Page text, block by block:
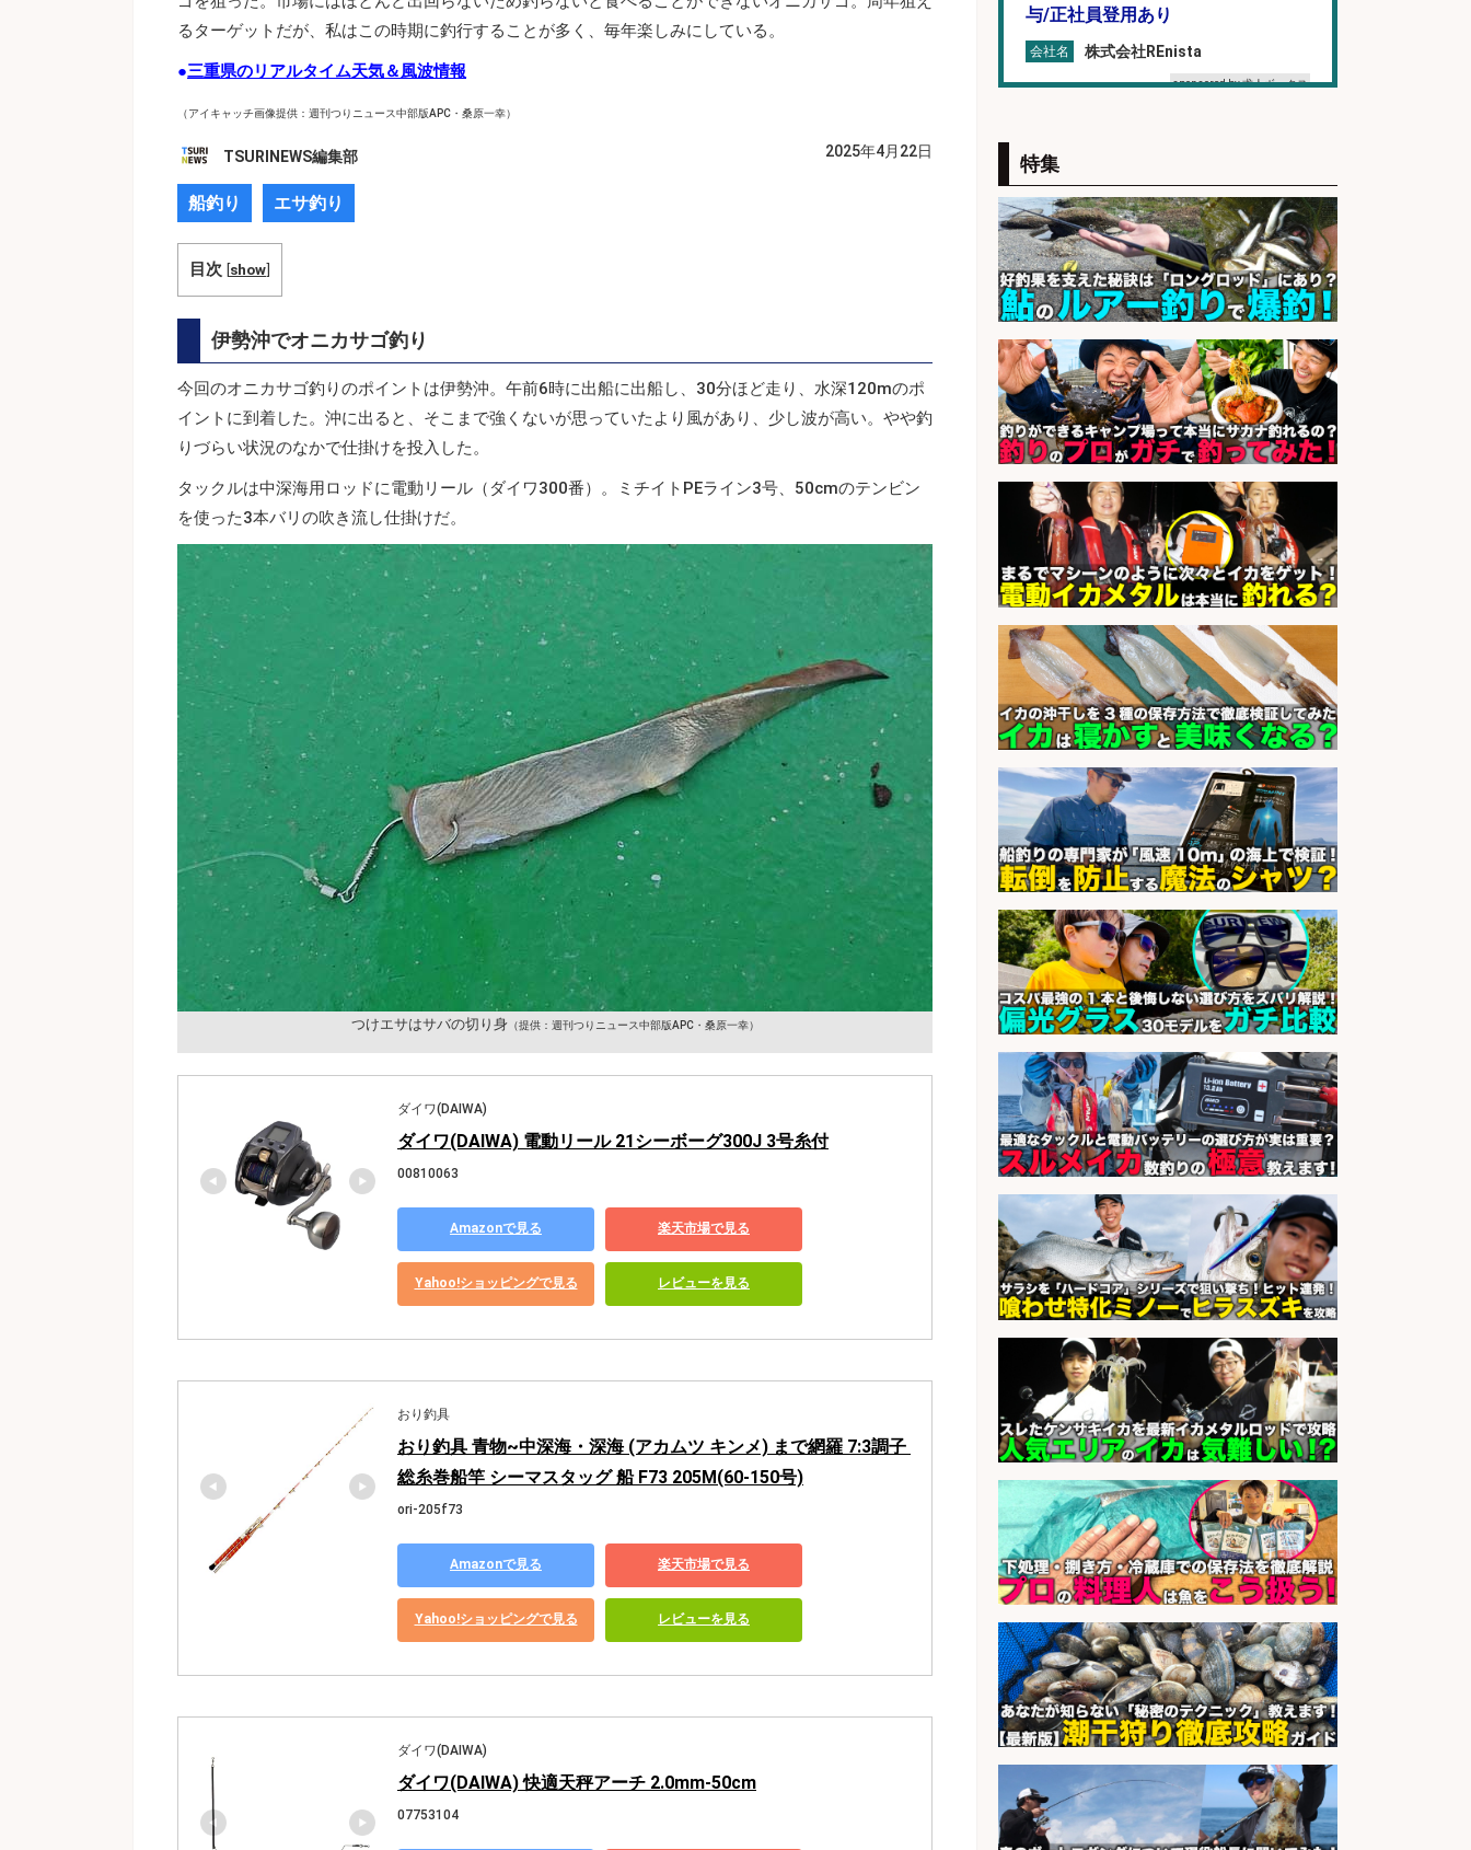
るターゲットだが、私はこの時期に釣行することが多く、毎年楽しみにしている。
●三重県のリアルタイム天気＆風波情報
（アイキャッチ画像提供：週刊つりニュース中部版APC・桑原一幸）
TSURINEWS編集部 2025年4月22日
船釣り エサ釣り
目次 [show]
伊勢沖でオニカサゴ釣り
今回のオニカサゴ釣りのポイントは伊勢沖。午前6時に出船に出船し、30分ほど走り、水深120mのポ
イントに到着した。沖に出ると、そこまで強くないが思っていたより風があり、少し波が高い。やや釣
りづらい状況のなかで仕掛けを投入した。
タックルは中深海用ロッドに電動リール（ダイワ300番）。ミチイトPEライン3号、50cmのテンビン
を使った3本バリの吹き流し仕掛けだ。
つけエサはサバの切り身（提供：週刊つりニュース中部版APC・桑原一幸）
ダイワ(DAIWA)
ダイワ(DAIWA) 電動リール 21シーボーグ300J 3号糸付
00810063
Amazonで見る 楽天市場で見る
Yahoo!ショッピングで見る レビューを見る
おり釣具
おり釣具 青物~中深海・深海 (アカムツ キンメ) まで網羅 7:3調子
総糸巻船竿 シーマスタッグ 船 F73 205M(60-150号)
ori-205f73
Amazonで見る 楽天市場で見る
Yahoo!ショッピングで見る レビューを見る
ダイワ(DAIWA)
ダイワ(DAIWA) 快適天秤アーチ 2.0mm-50cm
07753104
与/正社員登用あり
会社名 株式会社REnista
sponsored by 求人ボックス
長候補/本物を知る大人の隠れ家!魚
の価値を上げ、地域を元気に!店長候
補募集
会社名 酒場あらかぶ 酒場あらかぶ
sponsored by 求人ボックス
精肉・青果・鮮魚販売/「志布志
市」お魚のカットや商品の陳列業
務/「時給1,150円〜」/時間選べる×
未経験歓迎×残業少なめ/鹿児島県/
志布志市
会社名 株式会社ホットスタッフ鹿児島
sponsored by 求人ボックス
和食, 日本料理・懐石料理/店長・店
長候補/旬と手作りにこだわる!さか
なの価値を上げ、地域を元気に!店長
候補募集
会社名 博多 華吉 博多 華吉
sponsored by 求人ボックス
仕分け・シール貼り/釣り具などの
出荷作業/兵庫県/神戸市北区
会社名 UTエージェント株式会社
sponsored by 求人ボックス
精肉・青果・鮮魚販売/「志布志
市」お魚のカットや商品の陳列スタ
ッフ/志布志市/「時給1,150円〜」/
未経験歓迎×残業少なめ×車通勤OK/
鹿児島県
会社名 株式会社ホットスタッフ鹿児島
sponsored by 求人ボックス
製造「組立・加工」/釣り具部品の
製造企業にてNC旋盤加工機の操作
日勤寮完備
会社名 フジアルテ株式会社
sponsored by 求人ボックス
さらに求人情報を見る
特集